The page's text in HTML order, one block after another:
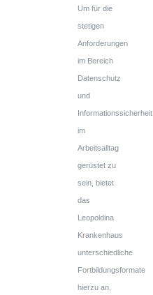
Um für die
stetigen
Anforderungen
im Bereich
Datenschutz
und
Informationssicherheit
im
Arbeitsalltag
gerüstet zu
sein, bietet
das
Leopoldina
Krankenhaus
unterschiedliche
Fortbildungsformate
hierzu an.